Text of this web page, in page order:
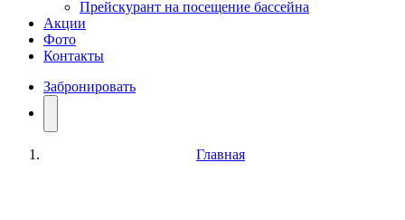
Прейскурант на посещение бассейна
Акции
Фото
Контакты
Забронировать
Главная